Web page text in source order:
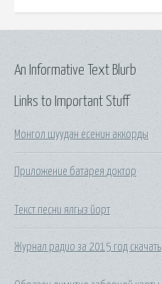
Links to Important Stuff
Монгол шуудан есенин аккорды
Приложение батарея доктор
Текст песни ялгыз йорт
Журнал радио за 2015 год скачать
An Informative Text Blurb